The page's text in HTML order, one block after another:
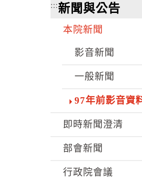
:::新聞與公告
本院新聞
影音新聞
一般新聞
97年前影音資
即時新聞澄清
部會新聞
行政院會議